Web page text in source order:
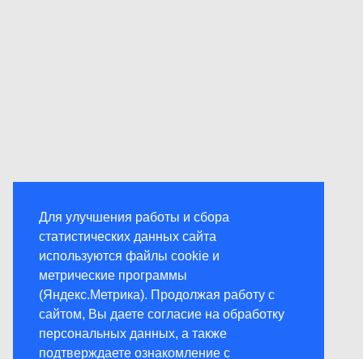
Для улучшения работы и сбора
статистических данных сайта
используются файлы cookie и
метрические программы
(Яндекс.Метрика). Продолжая работу с
сайтом, Вы даете согласие на обработку
персональных данных, а также
подтверждаете ознакомление с